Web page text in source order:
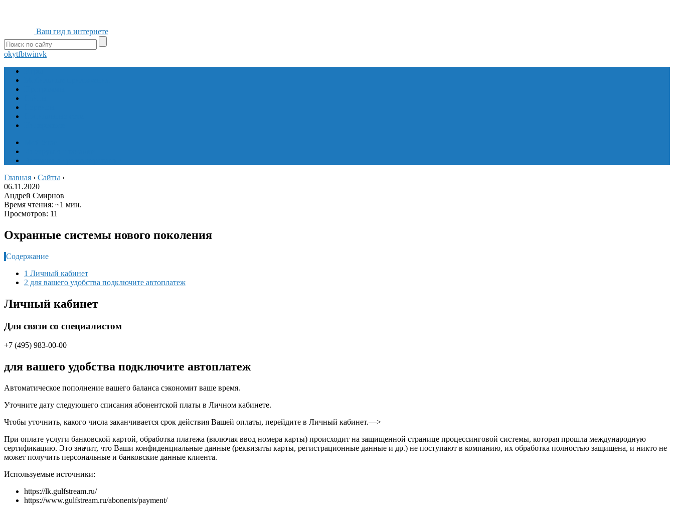
Ваш гид в интернете
okytfbtwinvk
Главная › Сайты ›
06.11.2020
Андрей Смирнов
Время чтения: ~1 мин.
Просмотров: 11
Охранные системы нового поколения
Содержание
1 Личный кабинет
2 для вашего удобства подключите автоплатеж
Личный кабинет
Для связи со специалистом
+7 (495) 983-00-00
для вашего удобства подключите автоплатеж
Автоматическое пополнение вашего баланса сэкономит ваше время.
Уточните дату следующего списания абонентской платы в Личном кабинете.
Чтобы уточнить, какого числа заканчивается срок действия Вашей оплаты, перейдите в Личный кабинет.—>
При оплате услуги банковской картой, обработка платежа (включая ввод номера карты) происходит на защищенной странице процессинговой системы, которая прошла международную
сертификацию. Это значит, что Ваши конфиденциальные данные (реквизиты карты, регистрационные данные и др.) не поступают в компанию, их обработка полностью защищена, и никто не
может получить персональные и банковские данные клиента.
Используемые источники:
https://lk.gulfstream.ru/
https://www.gulfstream.ru/abonents/payment/